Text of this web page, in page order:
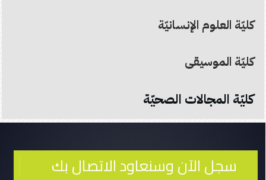
كليّة العلوم الإنسانيّة
كليّة الموسيقى
كليّة المجالات الصحيّة
سجل الآن وسنعاود الاتصال بك